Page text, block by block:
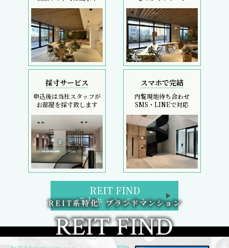
採寸サービス
申込後は当社スタッフが
お部屋を採寸致します
スマホで完結
内覧現地待ち合わせ
SMS・LINEで対応
REIT FIND
5大キャンペーン